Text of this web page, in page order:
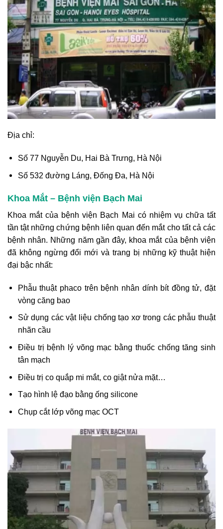
Địa chỉ:
Số 77 Nguyễn Du, Hai Bà Trưng, Hà Nội
Số 532 đường Láng, Đống Đa, Hà Nội
Khoa Mắt – Bệnh viện Bạch Mai
Khoa mắt của bệnh viện Bạch Mai có nhiệm vụ chữa tất
tần tật những chứng bệnh liên quan đến mắt cho tất cả các
bệnh nhân. Những năm gần đây, khoa mắt của bệnh viện
đã không ngừng đổi mới và trang bị những kỹ thuật hiện
đại bậc nhất:
Phẫu thuật phaco trên bệnh nhân dính bít đồng tử, đặt
vòng căng bao
Sử dụng các vật liệu chống tạo xơ trong các phẫu thuật
nhãn cầu
Điều trị bệnh lý võng mạc bằng thuốc chống tăng sinh
tân mạch
Điều trị co quắp mi mắt, co giật nửa mặt…
Tạo hình lệ đạo bằng ống silicone
Chụp cắt lớp võng mạc OCT